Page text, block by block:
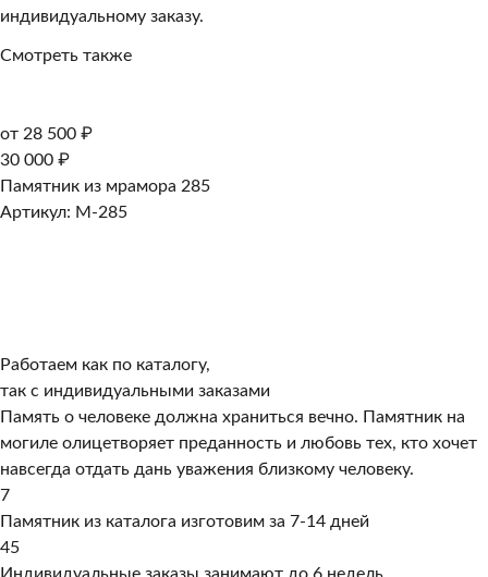
индивидуальному заказу.
Смотреть также
от 28 500 ₽
30 000 ₽
Памятник из мрамора 285
Артикул: M-285
Работаем как по каталогу,
так с индивидуальными заказами
Память о человеке должна храниться вечно. Памятник на
могиле олицетворяет преданность и любовь тех, кто хочет
навсегда отдать дань уважения близкому человеку.
7
Памятник из каталога изготовим за 7-14 дней
45